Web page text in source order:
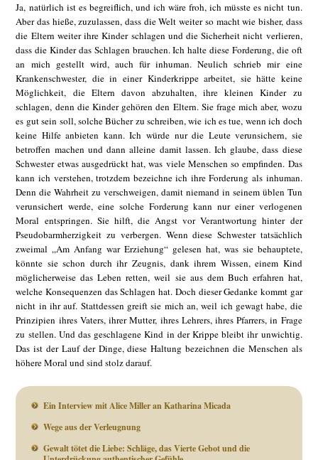
Ja, natürlich ist es begreiflich, und ich wäre froh, ich müsste es nicht tun.
Aber das hieße, zuzulassen, dass die Welt weiter so macht wie bisher, dass
die Eltern weiter ihre Kinder schlagen und die Sicherheit nicht verlieren,
dass die Kinder das Schlagen brauchen. Ich halte diese Forderung, die oft
an mich gestellt wird, auch für inhuman. Neulich schrieb mir eine
Krankenschwester, die in einer Kinderkrippe arbeitet, sie hätte keine
Möglichkeit, die Eltern davon abzuhalten, ihre kleinen Kinder zu
schlagen, denn die Kinder gehören den Eltern. Sie frage mich aber, wozu
es gut sein soll, solche Bücher zu schreiben, wie ich es tue, wenn ich doch
keine Hilfe anbieten kann. Ich würde nur die Leute verunsichern, sie
betroffen machen und dann alleine damit lassen. Ich glaube, dass diese
Schwester etwas ausgedrückt hat, was viele Menschen so empfinden. Das
kann ich verstehen, trotzdem bezeichne ich ihre Forderung als inhuman.
Denn die Wahrheit zu verschweigen, damit niemand in seinem üblen Tun
verunsichert werde, eine solche Forderung kann nur einer verlogenen
Moral entspringen. Sie hilft, die Angst vor Verantwortung hinter der
Pseudobarmherzigkeit zu verbergen. Wenn diese Schwester tatsächlich
zweimal „Am Anfang war Erziehung“ gelesen hat, was sie behauptete,
könnte sie schon durch ihr Zeugnis, dank ihrem Wissen, einem Kind
möglicherweise das Leben retten, weil sie aus dem Buch erfahren hat,
welche Konsequenzen das Schlagen hat. Doch dieser Gedanke kommt gar
nicht in ihr auf. Stattdessen greift sie mich an, weil ich gewagt habe, die
Prinzipien ihres Vaters, ihrer Mutter, ihres Lehrers, ihres Pfarrers, in Frage
zu stellen. Und das geschlagene Kind in der Krippe bleibt ihr unwichtig.
Das ist der Lauf der Dinge, diese Haltung bezeichnen die Menschen als
höhere Moral und sind stolz darauf.
Ein Interview mit Alice Miller an Katharina Micada
Wege aus der Verleugnung
Gewalt tötet die Liebe: Schläge, das Vierte Gebot und die